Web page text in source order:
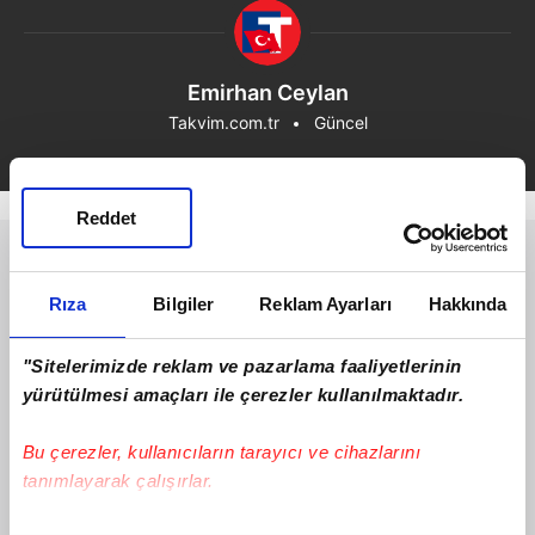
Rıza Bilgiler Reklam Ayarları Hakkında
"Sitelerimizde reklam ve pazarlama faaliyetlerinin
yürütülmesi amaçları ile çerezler kullanılmaktadır.
Bu çerezler, kullanıcıların tarayıcı ve cihazlarını
tanımlayarak çalışırlar.
Reddet
Emirhan Ceylan
Takvim.com.tr Güncel